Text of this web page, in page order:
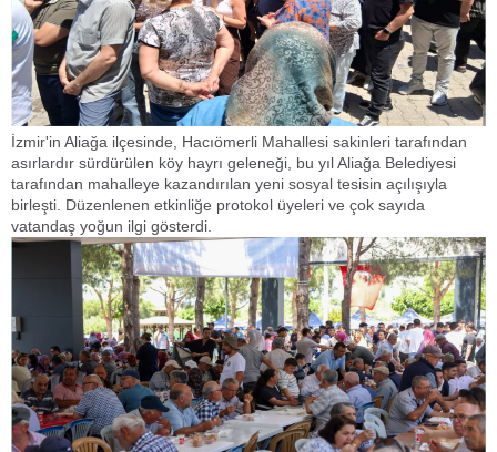
İzmir'in Aliağa ilçesinde, Hacıömerli Mahallesi sakinleri tarafından
asırlardır sürdürülen köy hayrı geleneği, bu yıl Aliağa Belediyesi
tarafından mahalleye kazandırılan yeni sosyal tesisin açılışıyla
birleşti. Düzenlenen etkinliğe protokol üyeleri ve çok sayıda
vatandaş yoğun ilgi gösterdi.